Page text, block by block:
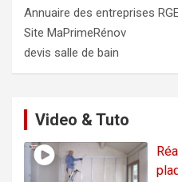
Annuaire des entreprises
Site MaPrimeRénov
devis salle de bain
Video & Tuto